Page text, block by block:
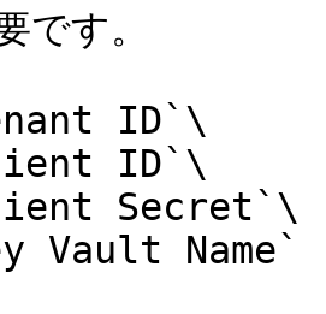
です。
ID`\
ID`\
Secret`\
Vault Name`